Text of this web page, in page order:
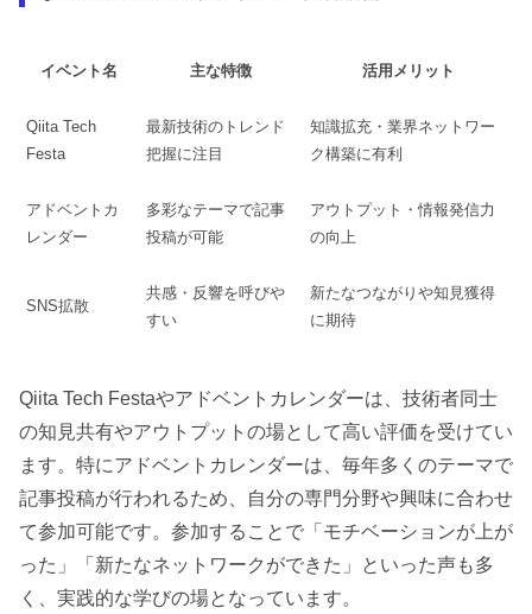
イベント名 主な特徴 活用メリット
Qiita Tech
Festa
最新技術のトレンド
把握に注目
知識拡充・業界ネットワー
ク構築に有利
アドベントカ
レンダー
多彩なテーマで記事
投稿が可能
アウトプット・情報発信力
の向上
SNS拡散
共感・反響を呼びや
すい
新たなつながりや知見獲得
に期待
Qiita Tech Festaやアドベントカレンダーは、技術者同士
の知見共有やアウトプットの場として高い評価を受けてい
ます。特にアドベントカレンダーは、毎年多くのテーマで
記事投稿が行われるため、自分の専門分野や興味に合わせ
て参加可能です。参加することで「モチベーションが上が
った」「新たなネットワークができた」といった声も多
く、実践的な学びの場となっています。